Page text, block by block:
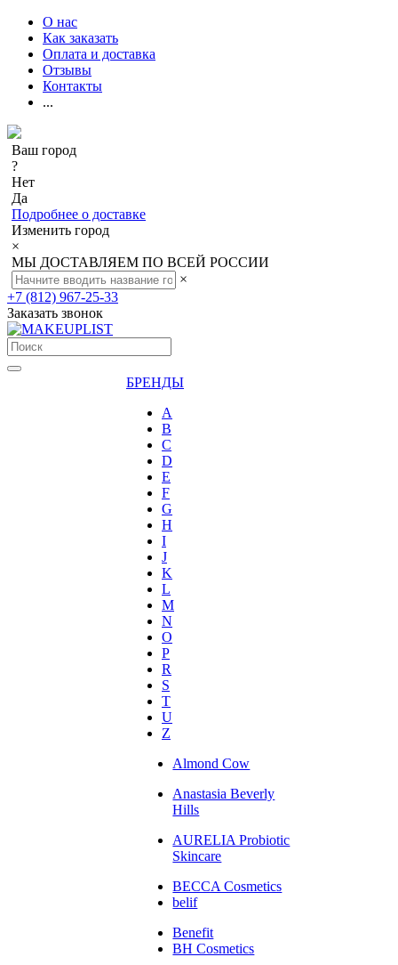
О нас
Как заказать
Оплата и доставка
Отзывы
Контакты
...
Ваш город
?
Нет
Да
Подробнее о доставке
Изменить город
×
МЫ ДОСТАВЛЯЕМ ПО ВСЕЙ РОССИИ
×
+7 (812) 967-25-33
Заказать звонок
БРЕНДЫ
A
B
C
D
E
F
G
H
I
J
K
L
M
N
O
P
R
S
T
U
Z
Almond Cow
Anastasia Beverly
Hills
AURELIA Probiotic
Skincare
BECCA Cosmetics
belif
Benefit
BH Cosmetics